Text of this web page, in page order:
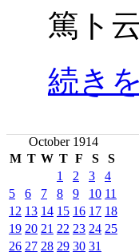
篤ト
続き
October 1914
M T W T F S S
1 2 3
4
5
6 7 8 9 10 11
12 13 14 15 16 17 18
19 20 21 22 23 24 25
26 27 28 29 30 31